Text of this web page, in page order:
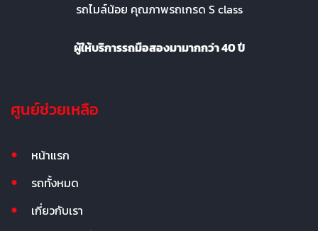
รถไมล์น้อย คุณภาพรถเกรด S class
ผู้ให้บริการรถมือสองมามากกว่า 40 ปี
ศูนย์ช่วยเหลือ
หน้าแรก
รถทั้งหมด
เกี่ยวกับเรา